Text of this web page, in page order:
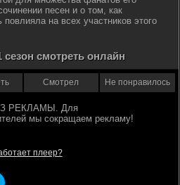
песен и о том, как
на всех участников этого
смотреть онлайн
Смотрел Не понравилось
плеер?